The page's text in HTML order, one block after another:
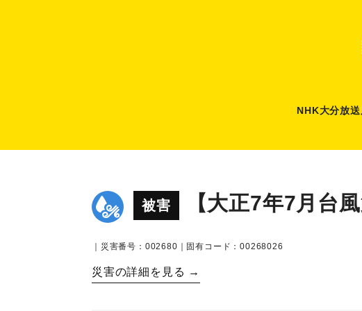
NHK大分放
被害 【大正7年7月台
｜災害番号：002680｜固有コード：00268026
災害の詳細を見る →